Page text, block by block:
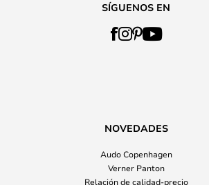
SÍGUENOS EN
NOVEDADES
Audo Copenhagen
Verner Panton
Relación de calidad-precio